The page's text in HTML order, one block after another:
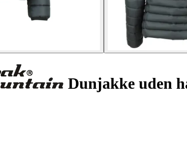
Dunjakke uden